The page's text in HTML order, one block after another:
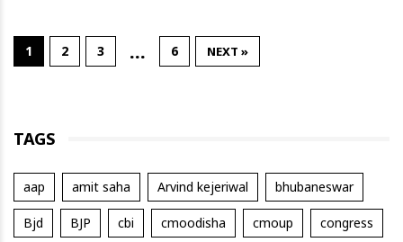
1 2 3 … 6 NEXT »
TAGS
aap amit saha Arvind kejeriwal bhubaneswar
Bjd BJP cbi cmoodisha cmoup congress